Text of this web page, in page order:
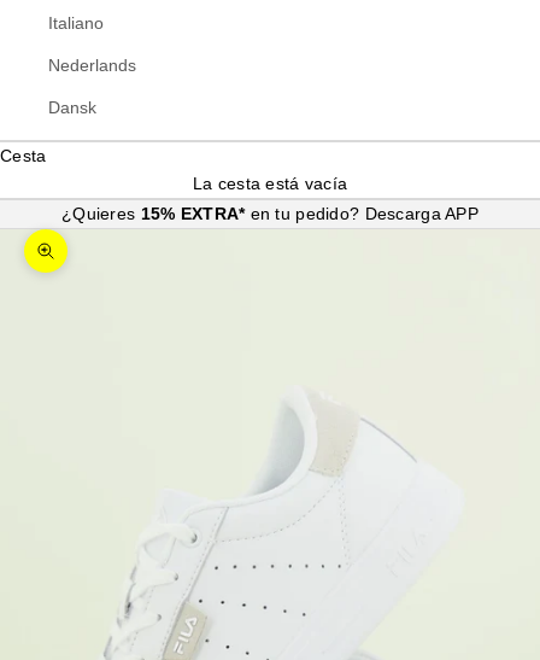
Italiano
Nederlands
Dansk
Cesta
La cesta está vacía
¿Quieres 15% EXTRA* en tu pedido? Descarga APP
Zoom